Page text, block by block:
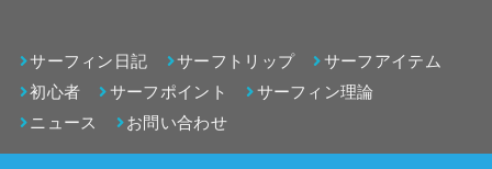
サーフィン日記 サーフトリップ
サーフアイテム
初心者
サーフポイント
サーフィン理論
ニュース
お問い合わせ